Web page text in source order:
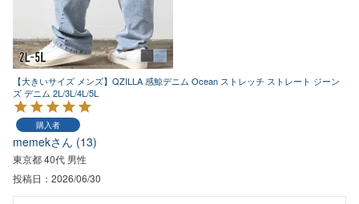
【大きいサイズ メンズ】QZILLA 感鯨デニム Ocean ストレッチ ストレート ジーン
ズ デニム 2L/3L/4L/5L
購入者
memek 13
東京都40代 男性
投稿日
2026/06/30